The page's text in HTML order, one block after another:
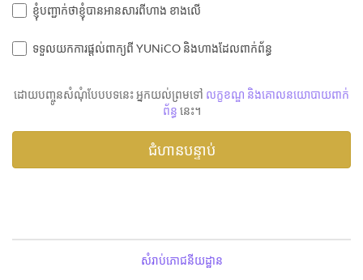
ខ្ញុំបញ្ជាក់ថាខ្ញុំបានអានសារពីហាង ខាងលើ
ទទួលយកការផ្តល់ពាក្យពី YUNiCO និងហាងដែលពាក់ព័ន្ធ
ដោយបញ្ចូនសំណុំបែបបទនេះ អ្នកយល់ព្រមទៅ លក្ខខណ្ឌ និងគោលនយោបាយពាក់
ព័ន្ធ នេះ។
សំរាប់ភោជនីយដ្ឋាន